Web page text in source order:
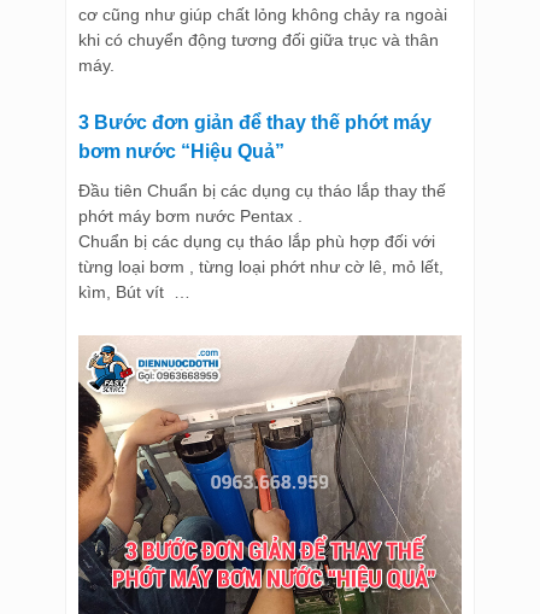
cơ cũng như giúp chất lỏng không chảy ra ngoài
khi có chuyển động tương đối giữa trục và thân
máy.
3 Bước đơn giản để thay thế phớt máy
bơm nước “Hiệu Quả”
Đầu tiên Chuẩn bị các dụng cụ tháo lắp thay thế
phớt máy bơm nước Pentax .
Chuẩn bị các dụng cụ tháo lắp phù hợp đối với
từng loại bơm , từng loại phớt như cờ lê, mỏ lết,
kìm, Bút vít …